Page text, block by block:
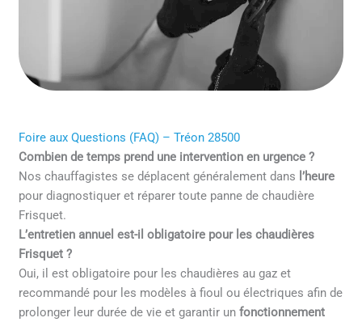
Foire aux Questions (FAQ) – Tréon 28500
Combien de temps prend une intervention en urgence ?
Nos chauffagistes se déplacent généralement dans l’heure
pour diagnostiquer et réparer toute panne de chaudière
Frisquet.
L’entretien annuel est-il obligatoire pour les chaudières
Frisquet ?
Oui, il est obligatoire pour les chaudières au gaz et
recommandé pour les modèles à fioul ou électriques afin de
prolonger leur durée de vie et garantir unfonctionnement